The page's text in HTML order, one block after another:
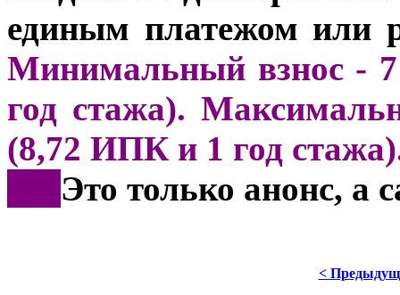
единым платежом или
Минимальный взнос -
год стажа).
(8,72 ИПК и 1 год
Это только анонс, а
<